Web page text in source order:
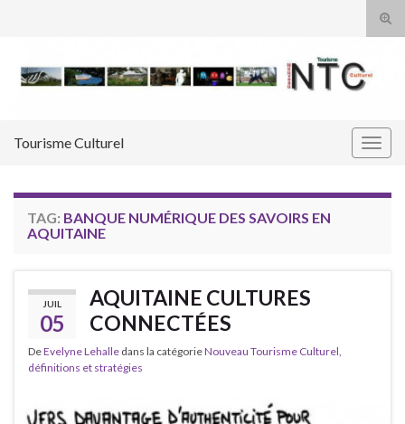
Tourisme Culturel
TAG: BANQUE NUMÉRIQUE DES SAVOIRS EN
AQUITAINE
JUIL
05
AQUITAINE CULTURES
CONNECTÉES
DeEvelyne Lehalle dans la catégorieNouveau Tourisme Culturel,
définitions et stratégies